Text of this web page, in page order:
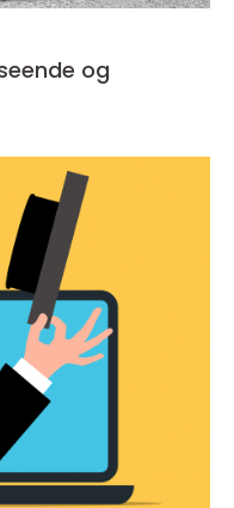
og